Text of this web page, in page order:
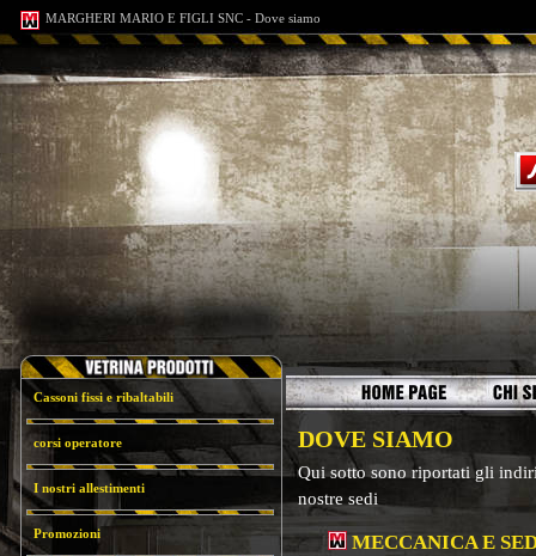
MARGHERI MARIO E FIGLI SNC - Dove siamo
Cassoni fissi e ribaltabili
corsi operatore
I nostri allestimenti
Promozioni
DOVE SIAMO
Qui sotto sono riportati gli
nostre sedi
MECCANICA E